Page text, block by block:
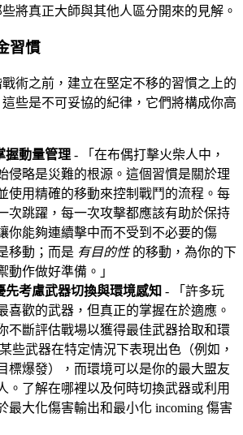
將真正大師與其他人區分開來的見解。
習慣
術之前，建立在堅定不移的習慣之上的
些是不可妥協的紀律，它們將構成你高
握動量管理 - 「在布偶打擊火柴人中，
侵略是災難的根源。這個習慣是關於理
使用精確的移動來控制戰鬥的流程。每
次跳躍，每一次攻擊都應該有助於保持
你能夠連續擊中而不受到不必要的傷
移動；而是 有目的性的移動，為你的下
動作做好準備。」
先考慮武器切換與環境感知 - 「許多玩
喜歡的武器，但真正的掌握在於適應。
不斷評估戰場以獲得最佳武器拾取和環
些武器在特定情況下表現出色（例如，
標爆發），而環境可以是你的最大盟友
。了解在哪裡以及何時切換武器或利用
最大化傷害輸出和最小化 incoming 傷害